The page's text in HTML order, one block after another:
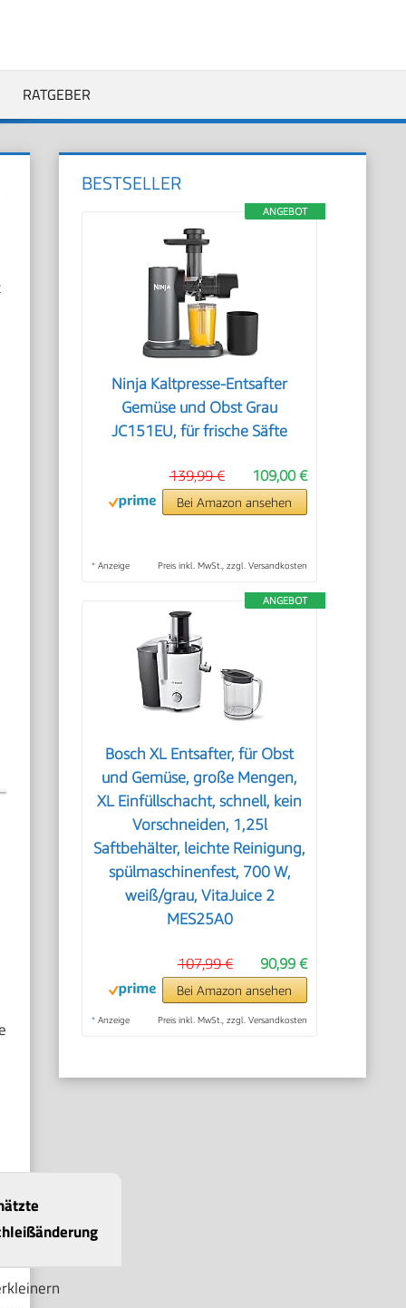
RATGEBER
BESTSELLER
ANGEBOT
Ninja Kaltpresse-Entsafter
Gemüse und Obst Grau
JC151EU, für frische Säfte
109,00 €
139,99 €
Bei Amazon ansehen
* Anzeige Preis inkl. MwSt., zzgl. Versandkosten
ANGEBOT
Bosch XL Entsafter, für Obst
und Gemüse, große Mengen,
XL Einfüllschacht, schnell, kein
Vorschneiden, 1,25l
Saftbehälter, leichte Reinigung,
spülmaschinenfest, 700 W,
weiß/grau, VitaJuice 2
MES25A0
90,99 €
107,99 €
Bei Amazon ansehen
* Anzeige Preis inkl. MwSt., zzgl. Versandkosten